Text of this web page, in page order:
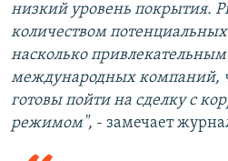
низкий уровень покрытия.
количеством
насколько
международных компаний,
готовы пойти на сделку с
режимом", - замечает